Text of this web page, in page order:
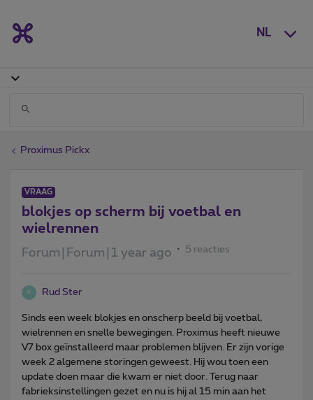
NL
Proximus Pickx
VRAAG
blokjes op scherm bij voetbal en
wielrennen
Forum|Forum|1 year ago 5 reacties
R Rud Ster
Sinds een week blokjes en onscherp beeld bij voetbal,
wielrennen en snelle bewegingen. Proximus heeft nieuwe
V7 box geïnstalleerd maar problemen blijven. Er zijn vorige
week 2 algemene storingen geweest. Hij wou toen een
update doen maar die kwam er niet door. Terug naar
fabrieksinstellingen gezet en nu is hij al 15 min aan het